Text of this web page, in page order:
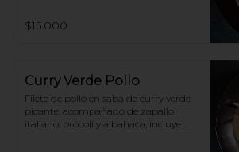
$15.000
Curry Verde Pollo
Filete de pollo en salsa de curry verde
picante, acompañado de zapallo
italiano, brócoli y albahaca, incluye